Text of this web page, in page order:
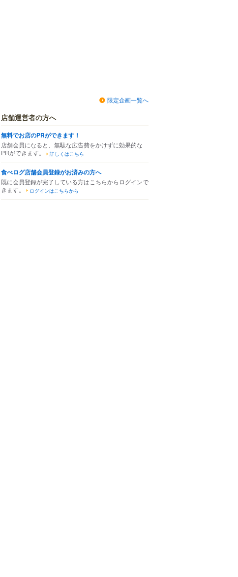
限定企画一覧へ
店舗運営者の方へ
無料でお店のPRができます！
店舗会員になると、無駄な広告費をかけずに効果的な
PRができます。
詳しくはこちら
食べログ店舗会員登録がお済みの方へ
既に会員登録が完了している方はこちらからログインで
きます。
ログインはこちらから